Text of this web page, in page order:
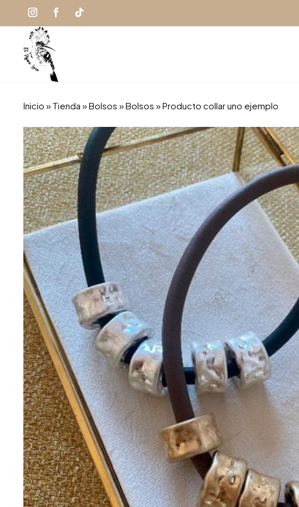
Inicio » Tienda »Bolsos »Bolsos » Producto collar uno ejemplo